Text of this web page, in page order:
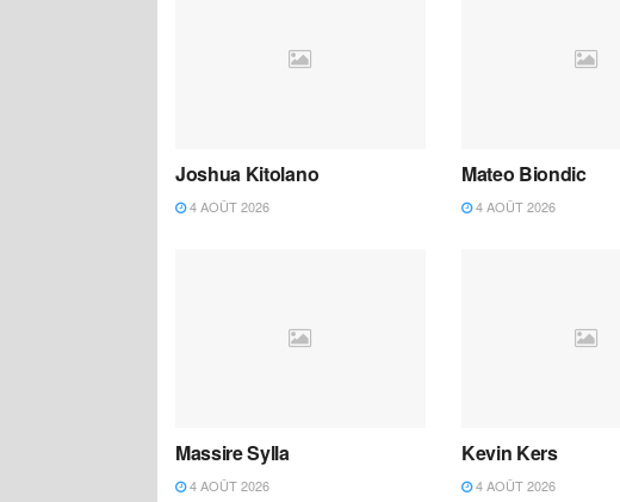
Joshua Kitolano
4 AOÛT 2026
Mateo Biondic
4 AOÛT 2026
Massire Sylla
4 AOÛT 2026
Kevin Kers
4 AOÛT 2026